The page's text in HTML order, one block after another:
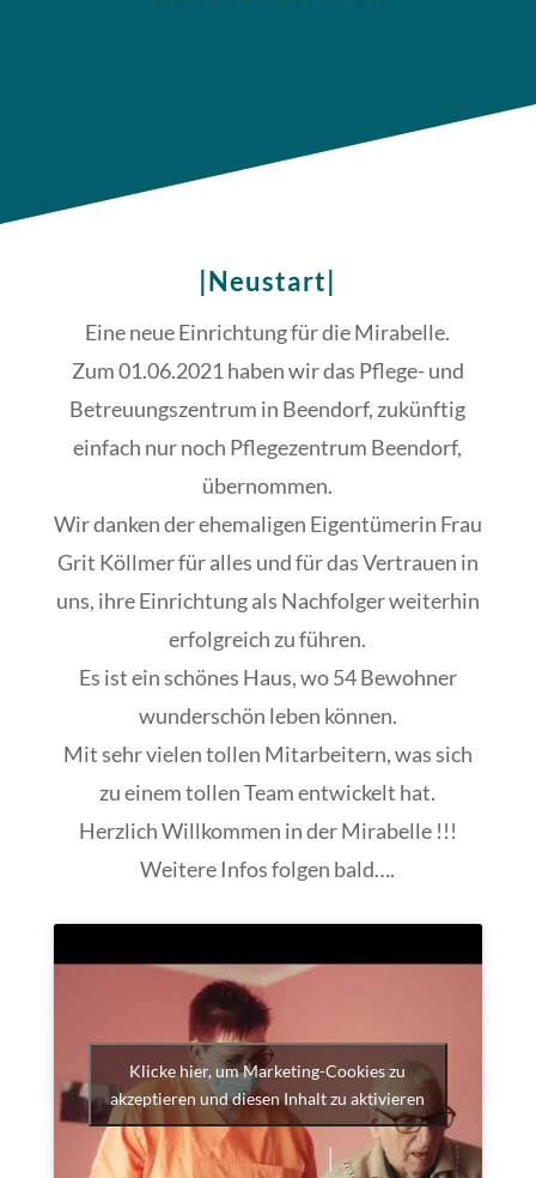
|Neustart|
Eine neue Einrichtung für die Mirabelle.
Zum 01.06.2021 haben wir das Pflege- und
Betreuungszentrum in Beendorf, zukünftig
einfach nur noch Pflegezentrum Beendorf,
übernommen.
Wir danken der ehemaligen Eigentümerin Frau
Grit Köllmer für alles und für das Vertrauen in
uns, ihre Einrichtung als Nachfolger weiterhin
erfolgreich zu führen.
Es ist ein schönes Haus, wo 54 Bewohner
wunderschön leben können.
Mit sehr vielen tollen Mitarbeitern, was sich
zu einem tollen Team entwickelt hat.
Herzlich Willkommen in der Mirabelle !!!
Weitere Infos folgen bald….
Klicke hier, um Marketing-Cookies zu
akzeptieren und diesen Inhalt zu aktivieren